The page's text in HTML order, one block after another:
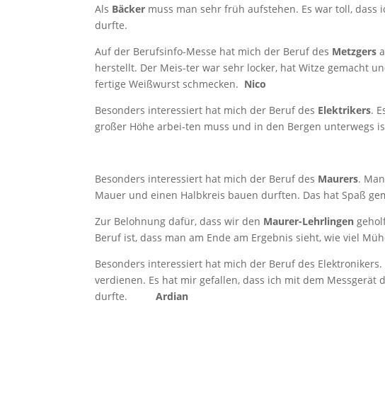
Als Bäcker muss man sehr früh aufstehen. Es war toll,
Auf der Berufsinfo-Messe hat mich der Beruf des Metzgers
herstellt. Der Meis-ter war sehr locker, hat Witze gemacht
fertige Weißwurst schmecken. Nico
Besonders interessiert hat mich der Beruf des Elektrikers.
großer Höhe arbei-ten muss und in den Bergen
Besonders interessiert hat mich der Beruf des Maurers.
Mauer und einen Halbkreis bauen durften. Das hat Spaß
Zur Belohnung dafür, dass wir den Maurer-Lehrlingen
Beruf ist, dass man am Ende am Ergebnis sieht, wie viel
Besonders interessiert hat mich der Beruf des
verdienen. Es hat mir gefallen, dass ich mit dem
durfte.Ardian